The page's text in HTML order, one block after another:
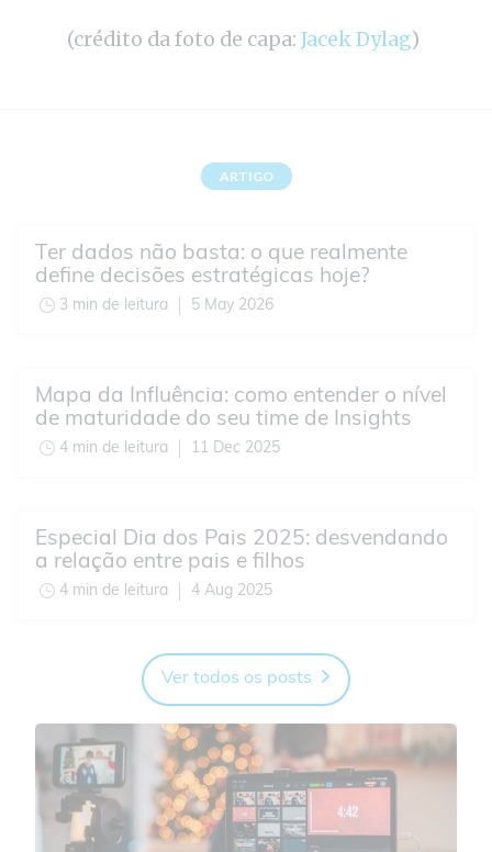
(crédito da foto de capa: Jacek Dylag)
ARTIGO
Ter dados não basta: o que realmente
define decisões estratégicas hoje?
3 min de leitura 5 May 2026
Mapa da Influência: como entender o nível
de maturidade do seu time de Insights
4 min de leitura 11 Dec 2025
Especial Dia dos Pais 2025: desvendando
a relação entre pais e filhos
4 min de leitura 4 Aug 2025
Ver todos os posts